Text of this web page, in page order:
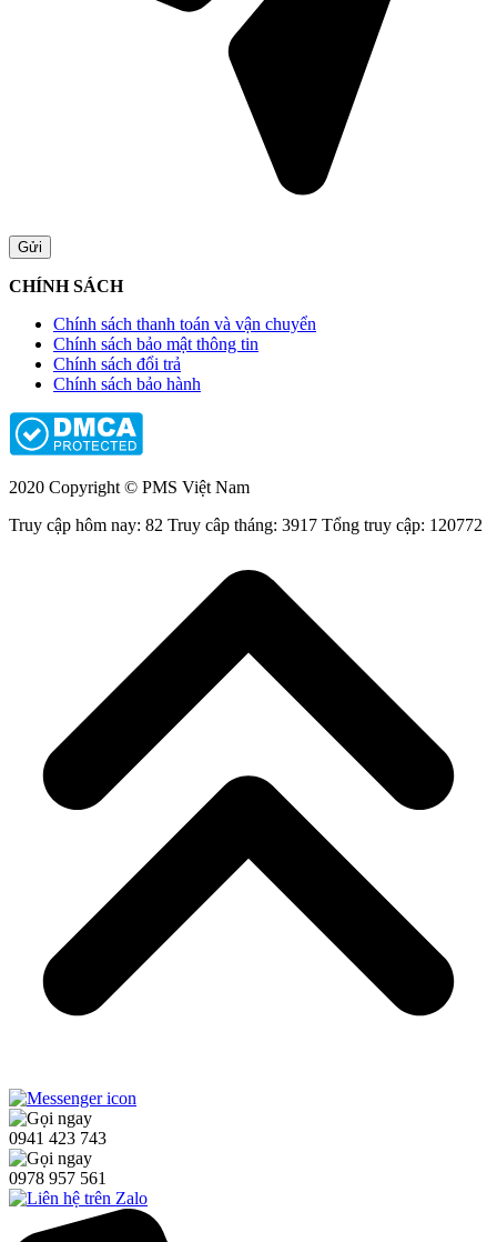
CHÍNH SÁCH
Chính sách thanh toán và vận chuyển
Chính sách bảo mật thông tin
Chính sách đổi trả
Chính sách bảo hành
2020 Copyright © PMS Việt Nam
Truy cập hôm nay: 82 Truy câp tháng: 3917 Tổng truy cập: 120772
0941 423 743
0978 957 561